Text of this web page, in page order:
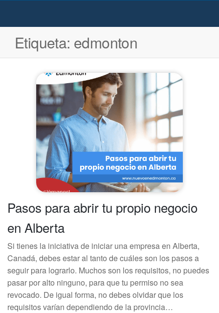
Etiqueta: edmonton
Pasos para abrir tu propio negocio
en Alberta
Si tienes la iniciativa de iniciar una empresa en Alberta,
Canadá, debes estar al tanto de cuáles son los pasos a
seguir para lograrlo. Muchos son los requisitos, no puedes
pasar por alto ninguno, para que tu permiso no sea
revocado. De igual forma, no debes olvidar que los
requisitos varían dependiendo de la provincia…